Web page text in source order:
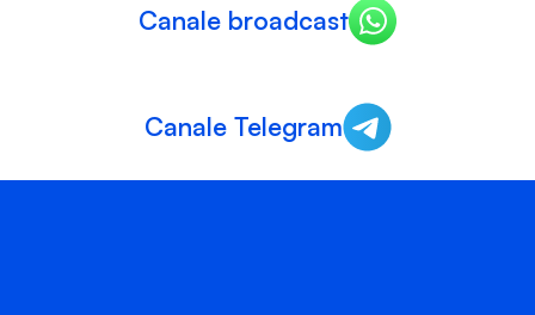
Canale broadcast
Canale Telegram